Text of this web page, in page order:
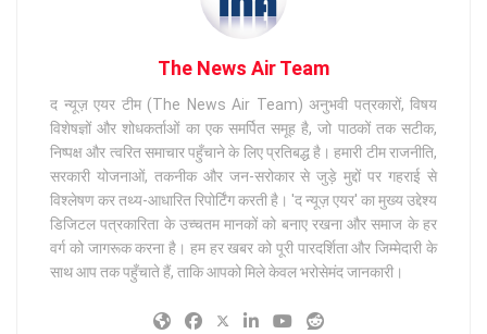
The News Air Team
द न्यूज़ एयर टीम (The News Air Team) अनुभवी पत्रकारों, विषय
विशेषज्ञों और शोधकर्ताओं का एक समर्पित समूह है, जो पाठकों तक सटीक,
निष्पक्ष और त्वरित समाचार पहुँचाने के लिए प्रतिबद्ध है। हमारी टीम राजनीति,
सरकारी योजनाओं, तकनीक और जन-सरोकार से जुड़े मुद्दों पर गहराई से
विश्लेषण कर तथ्य-आधारित रिपोर्टिंग करती है। 'द न्यूज़ एयर' का मुख्य उद्देश्य
डिजिटल पत्रकारिता के उच्चतम मानकों को बनाए रखना और समाज के हर
वर्ग को जागरूक करना है। हम हर खबर को पूरी पारदर्शिता और जिम्मेदारी के
साथ आप तक पहुँचाते हैं, ताकि आपको मिले केवल भरोसेमंद जानकारी।